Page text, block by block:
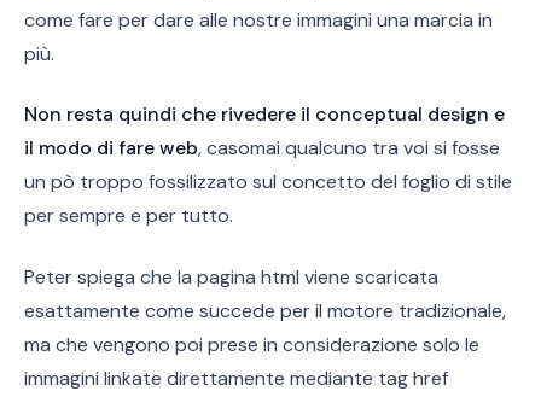
come fare per dare alle nostre immagini una marcia in
più.
Non resta quindi che rivedere il conceptual design e
il modo di fare web, casomai qualcuno tra voi si fosse
un pò troppo fossilizzato sul concetto del foglio di stile
per sempre e per tutto.
Peter spiega che la pagina html viene scaricata
esattamente come succede per il motore tradizionale,
ma che vengono poi prese in considerazione solo le
immagini linkate direttamente mediante tag href